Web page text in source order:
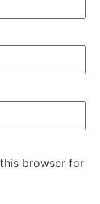
browser for